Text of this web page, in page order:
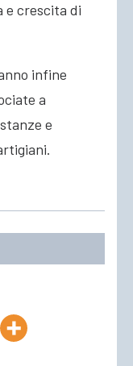
e crescita di
infine
a
e